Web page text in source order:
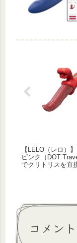
【LELO（レロ）
ピンク（DOT
でクリトリスを直
コメント